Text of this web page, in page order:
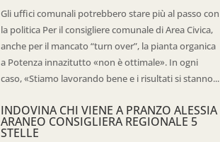
Gli uffici comunali potrebbero stare più al passo con
la politica Per il consigliere comunale di Area Civica,
anche per il mancato “turn over”, la pianta organica
a Potenza innazitutto «non è ottimale». In ogni
caso, «Stiamo lavorando bene e i risultati si stanno...
INDOVINA CHI VIENE A PRANZO ALESSIA
ARANEO CONSIGLIERA REGIONALE 5
STELLE